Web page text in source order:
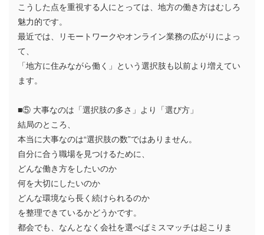
こうした点を重視する人にとっては、地方の働き方はむしろ
魅力的です。
最近では、リモートワークやオンライン業務の広がりによっ
て、
「地方に住みながら働く」という選択肢も以前より増えてい
ます。
■⑤ 大事なのは「選択肢の多さ」より「選び方」
結局のところ、
本当に大事なのは“選択肢の数”ではありません。
自分に合う職場を見つけるために、
どんな働き方をしたいのか
何を大切にしたいのか
どんな環境なら長く続けられるのか
を整理できているかどうかです。
都会でも、なんとなく会社を選べばミスマッチは起こりま